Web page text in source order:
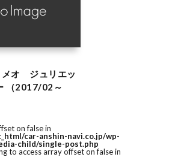
メオ ジュリエッ
（2017/02～
on false in
car-anshin-navi.co.jp/wp-
child/single-post.php
to access array offset on false in